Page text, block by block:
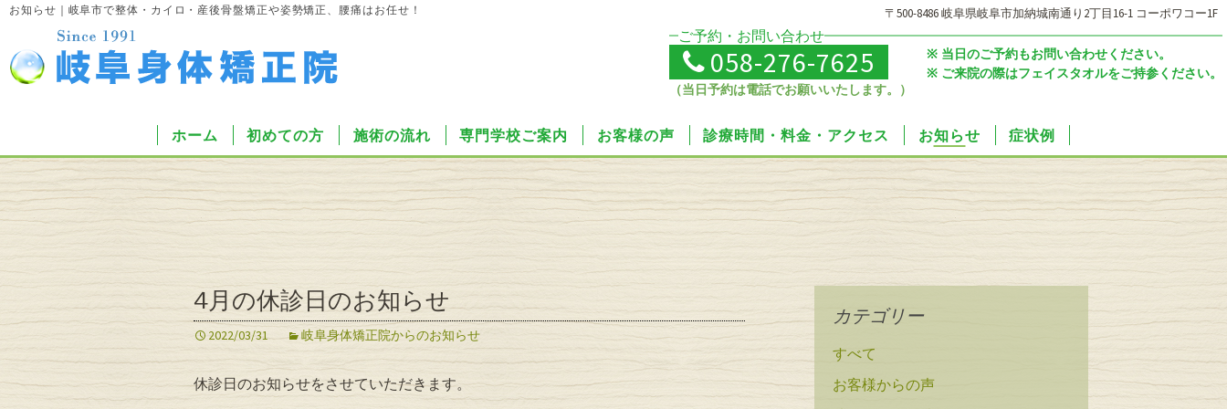
お知らせ｜岐阜市で整体・カイロ・産後骨盤矯正や姿勢矯正、腰痛はお任せ！ 〒500-8486 岐阜県岐阜市加納城南通り2丁目16-1 コーポワコー1F
ご予約・お問い合わせ
058-276-7625
（当日予約は電話でお願いいたします。）
当日のご予約もお問い合わせください。
ご来院の際はフェイスタオルをご持参ください。
ホーム 初めての方 施術の流れ 専門学校ご案内 お客様の声 診療時間・料金・アクセス お知らせ 症状例
4月の休診日のお知らせ
2022/03/31 岐阜身体矯正院からのお知らせ
休診日のお知らせをさせていただきます。
カテゴリー
すべて
お客様からの声